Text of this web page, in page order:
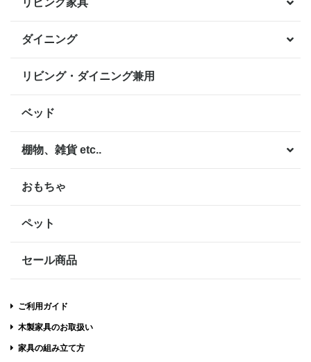
リビング家具
ダイニング
リビング・ダイニング兼用
ベッド
棚物、雑貨 etc..
おもちゃ
ペット
セール商品
ご利用ガイド
木製家具のお取扱い
家具の組み立て方